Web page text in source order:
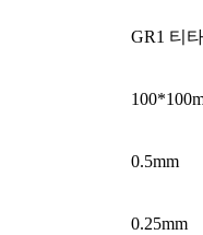
GR1 티
0.5mm
0.25mm